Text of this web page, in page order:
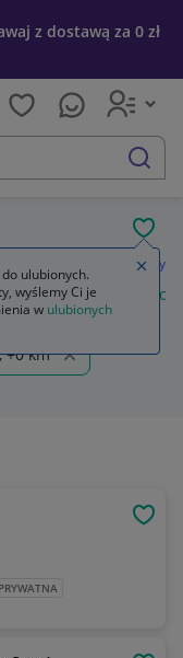
z dostawą za 0 zł
szukaj
Gry
do gry gry
+0 km
ulubionych.
wyślemy Ci je
w ulubionych